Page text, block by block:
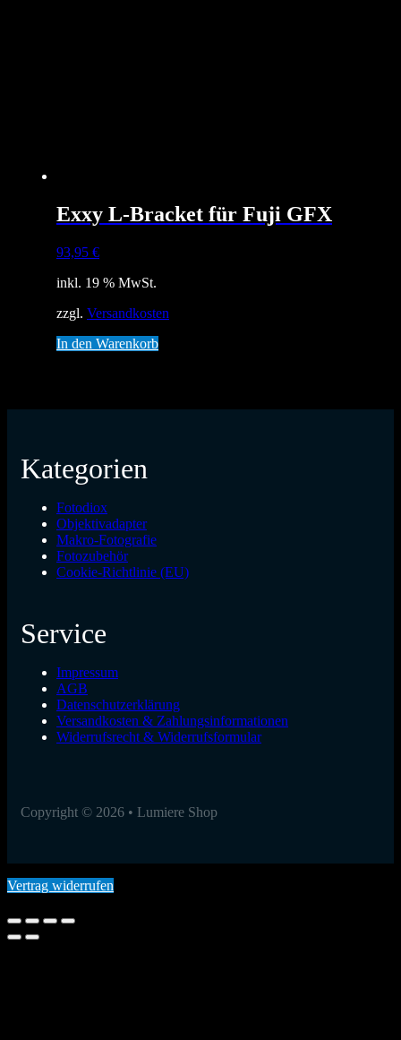
Exxy L-Bracket für Fuji GFX
93,95 €
inkl. 19 % MwSt.
zzgl. Versandkosten
In den Warenkorb
Kategorien
Fotodiox
Objektivadapter
Makro-Fotografie
Fotozubehör
Cookie-Richtlinie (EU)
Service
Impressum
AGB
Datenschutzerklärung
Versandkosten & Zahlungsinformationen
Widerrufsrecht & Widerrufsformular
Copyright © 2026 • Lumiere Shop
Vertrag widerrufen